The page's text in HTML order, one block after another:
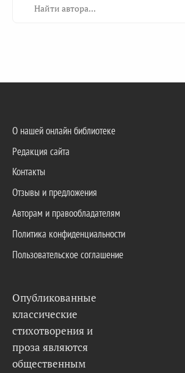
О нашей онлайн библиотеке
Редакция сайта
Контакты
Отзывы и предложения
Авторам и правообладателям
Политика конфиденциальности
Пользовательское соглашение
Опубликованные
классические
стихотворения и
проза являются
общественным